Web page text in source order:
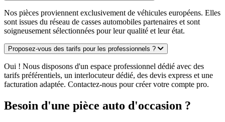
Nos pièces proviennent exclusivement de véhicules européens. Elles
sont issues du réseau de casses automobiles partenaires et sont
soigneusement sélectionnées pour leur qualité et leur état.
Proposez-vous des tarifs pour les professionnels ?
Oui ! Nous disposons d'un espace professionnel dédié avec des
tarifs préférentiels, un interlocuteur dédié, des devis express et une
facturation adaptée. Contactez-nous pour créer votre compte pro.
Besoin d'une pièce auto d'occasion ?